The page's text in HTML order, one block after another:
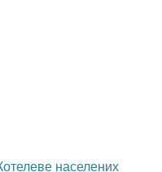
населених